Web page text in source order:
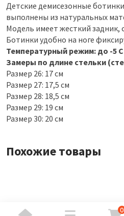
Детские демисезонные
выполнены из натуральных
Модель имеет жесткий задник,
Ботинки удобно на ноге
Температурный режим: до -5 С
Замеры по длине стельки
Размер 26: 17 см
Размер 27: 17,5 см
Размер 28: 18,5 см
Размер 29: 19 см
Размер 30: 20 см
Похожие товары
0